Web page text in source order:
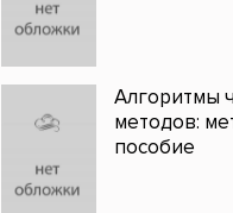
Алгоритмы
методов:
пособие